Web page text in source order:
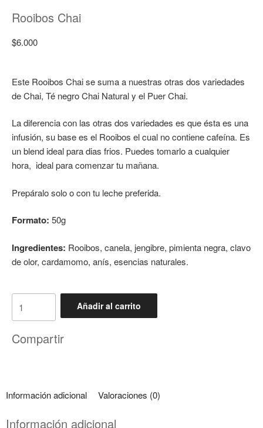
Rooibos Chai
$6.000
Este Rooibos Chai se suma a nuestras otras dos variedades
de Chai, Té negro Chai Natural y el Puer Chai.
La diferencia con las otras dos variedades es que ésta es una
infusión, su base es el Rooibos el cual no contiene cafeína. Es
un blend ideal para dias frios. Puedes tomarlo a cualquier
hora, ideal para comenzar tu mañana.
Prepáralo solo o con tu leche preferida.
Formato: 50g
Ingredientes: Rooibos, canela, jengibre, pimienta negra, clavo
de olor, cardamomo, anís, esencias naturales.
Añadir al carrito
Compartir
Información adicional Valoraciones (0)
Información adicional